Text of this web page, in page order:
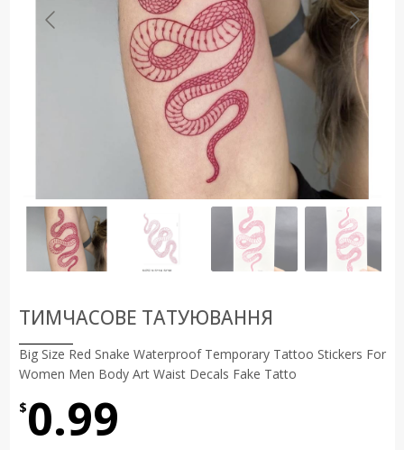
ТИМЧАСОВЕ ТАТУЮВАННЯ
Big Size Red Snake Waterproof Temporary Tattoo Stickers For
Women Men Body Art Waist Decals Fake Tatto
$0.99